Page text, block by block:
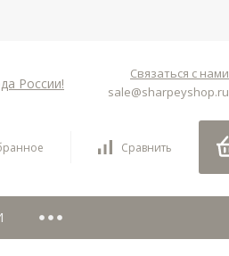
России!
Связаться с нами
sale@sharpeyshop.ru
Сравнить